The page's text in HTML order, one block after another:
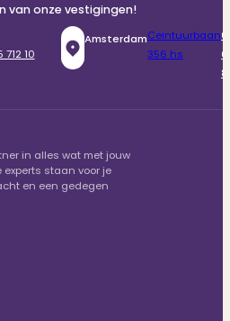
van onze vestigingen!
712 10
AmsterdamCeintuurbaan
356 hs
in alles wat met jouw
staan voor je
en een gedegen